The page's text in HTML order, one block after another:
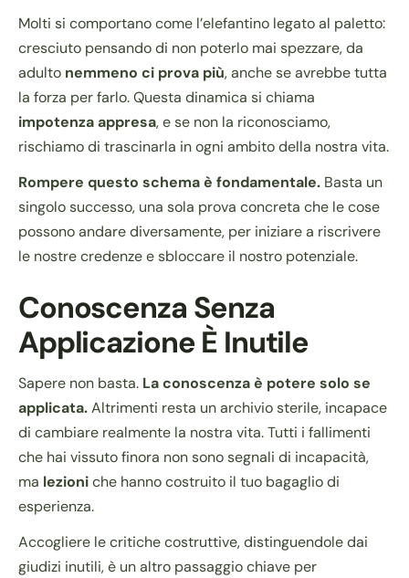
Molti si comportano come l’elefantino legato al paletto:
cresciuto pensando di non poterlo mai spezzare, da
adulto nemmeno ci prova più, anche se avrebbe tutta
la forza per farlo. Questa dinamica si chiama
impotenza appresa, e se non la riconosciamo,
rischiamo di trascinarla in ogni ambito della nostra vita.
Rompere questo schema è fondamentale. Basta un
singolo successo, una sola prova concreta che le cose
possono andare diversamente, per iniziare a riscrivere
le nostre credenze e sbloccare il nostro potenziale.
Conoscenza Senza
Applicazione È Inutile
Sapere non basta. La conoscenza è potere solo se
applicata.Altrimenti resta un archivio sterile, incapace
di cambiare realmente la nostra vita. Tutti i fallimenti
che hai vissuto finora non sono segnali di incapacità,
ma lezioniche hanno costruito il tuo bagaglio di
esperienza.
Accogliere le critiche costruttive, distinguendole dai
giudizi inutili, è un altro passaggio chiave per